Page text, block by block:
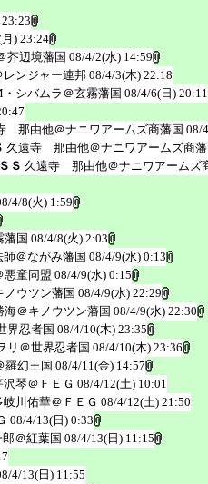
) 23:24
芥辺境藩国 08/4/2(水) 14:59
レンジャー連邦 08/4/3(木) 22:18
シバムラ＠玄霧藩国 08/4/6(日) 20:11
那由他＠ナニワアームズ商藩国 08/
久遠寺 那由他＠ナニワアームズ商藩
Ｓ 久遠寺 那由他＠ナニワアームズ
4/8(火) 1:59
藩国 08/4/8(火) 2:03
師＠ながみ藩国 08/4/9(水) 0:13
悪童同盟 08/4/9(水) 0:15
ノウツン藩国 08/4/9(水) 22:29
海＠キノウツン藩国 08/4/9(水) 22:30
界忍者国 08/4/10(木) 23:35
リ＠世界忍者国 08/4/10(木) 23:36
羅幻王国 08/4/11(金) 14:57
沢琴＠ＦＥＧ 08/4/12(土) 10:01
岐川佑華＠ＦＥＧ 08/4/12(土) 21:50
08/4/13(日) 0:33
＠紅葉国 08/4/13(日) 11:15
4/13(日) 11:55